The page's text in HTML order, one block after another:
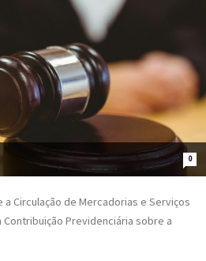
0
Circulação de Mercadorias e Serviços
Contribuição Previdenciária sobre a